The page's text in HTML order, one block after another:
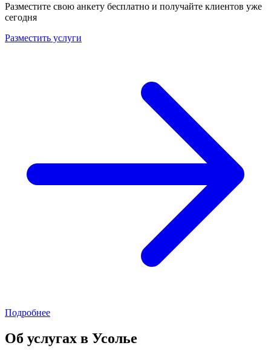
Разместите свою анкету бесплатно и получайте клиентов уже
сегодня
Разместить услуги
Подробнее
Об услугах в Усолье